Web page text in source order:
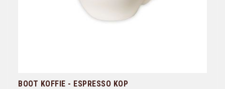
BOOT KOFFIE - ESPRESSO KOP